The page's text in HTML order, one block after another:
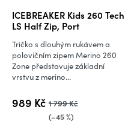
ICEBREAKER Kids 260 Tech
LS Half Zip, Port
989 Kč 1 799 Kč
(–45 %)
Tričko s dlouhým rukávem a
polovičním zipem Merino 260
Zone představuje základní
vrstvu z merino...